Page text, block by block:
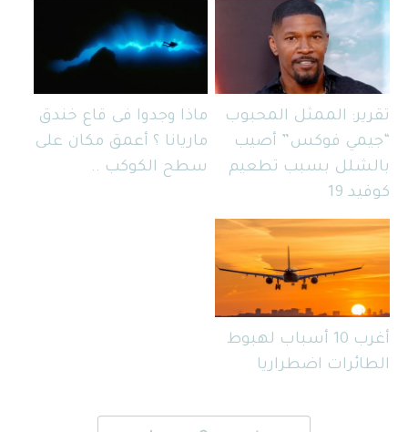
تقرير: الممثل المحبوب
“جيمي فوكس” أصيب
بالشلل بسبب تطعيم
كوفيد 19
ماذا وجدوا فى قاع خندق
ماريانا ؟ أعمق مكان على
سطح الكوكب ..
أغرب 10 أسباب لهبوط
الطائرات اضطراريا